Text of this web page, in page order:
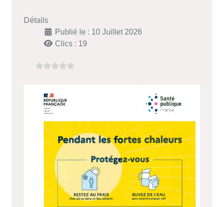
Détails
Publié le : 10 Juillet 2026
Clics : 19